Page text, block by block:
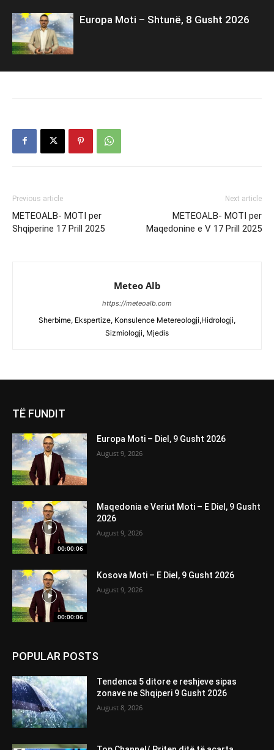
Europa Moti – Shtunë, 8 Gusht 2026
Previous article
METEOALB- MOTI per
Shqiperine 17 Prill 2025
Next article
METEOALB- MOTI per
Maqedonine e V 17 Prill 2025
Meteo Alb
https://meteoalb.com
Sherbime, Ekspertize, Konsulence Metereologji,Hidrologji,
Sizmiologji, Mjedis
TË FUNDIT
Europa Moti – Diel, 9 Gusht 2026
August 9, 2026
00:00:06
Maqedonia e Veriut Moti – E Diel, 9 Gusht
2026
August 9, 2026
00:00:06
Kosova Moti – E Diel, 9 Gusht 2026
August 9, 2026
POPULAR POSTS
Tendenca 5 ditore e reshjeve sipas
zonave ne Shqiperi 9 Gusht 2026
August 8, 2026